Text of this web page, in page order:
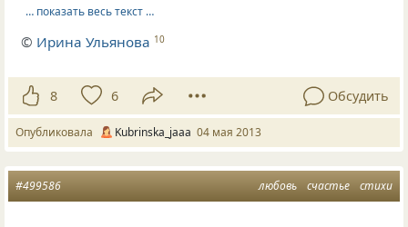
… показать весь текст …
© Ирина Ульянова 10
8 6 Обсудить
Опубликовала Kubrinska_jaaa 04 мая 2013
любовь счастье стихи
#499586